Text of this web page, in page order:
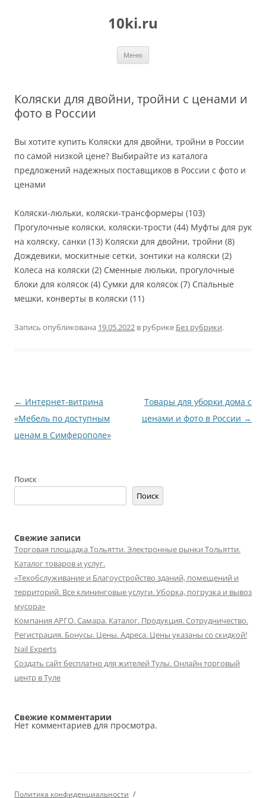
10ki.ru
Меню
Коляски для двойни, тройни с ценами и
фото в России
Вы хотите купить Коляски для двойни, тройни в России
по самой низкой цене? Выбирайте из каталога
предложений надежных поставщиков в России с фото и
ценами
Коляски-люльки, коляски-трансформеры (103)
Прогулочные коляски, коляски-трости (44) Муфты для рук
на коляску, санки (13) Коляски для двойни, тройни (8)
Дождевики, москитные сетки, зонтики на коляски (2)
Колеса на коляски (2) Сменные люльки, прогулочные
блоки для колясок (4) Сумки для колясок (7) Спальные
мешки, конверты в коляски (11)
Запись опубликована 19.05.2022 в рубрике Без рубрики.
Навигация
по
записям
← Интернет-витрина
«Мебель по доступным
ценам в Симферополе»
Товары для уборки дома с
ценами и фото в России →
Поиск
Поиск
Свежие записи
Торговая площадка Тольятти. Электронные рынки Тольятти.
Каталог товаров и услуг.
«Техобслуживание и Благоустройство зданий, помещений и
территорий. Все клининговые услуги. Уборка, погрузка и вывоз
мусора»
Компания АРГО. Самара. Каталог. Продукция. Сотрудничество.
Регистрация. Бонусы. Цены. Адреса. Цены указаны со скидкой!
Nail Experts
Создать сайт бесплатно для жителей Тулы. Онлайн торговый
центр в Туле
Свежие комментарии
Нет комментариев для просмотра.
Политика конфиденциальности